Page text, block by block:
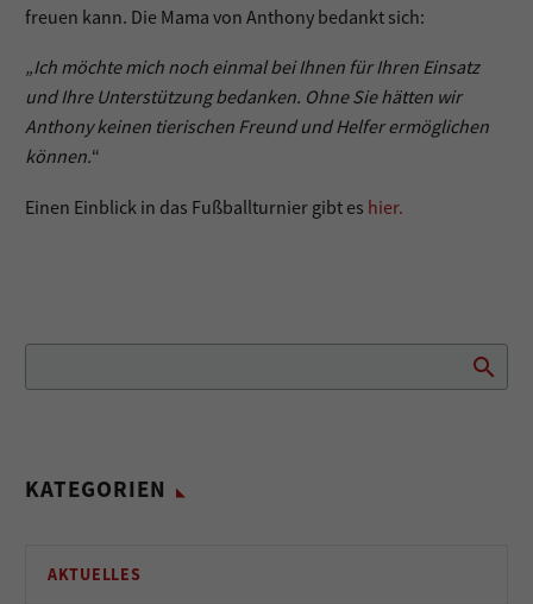
freuen kann. Die Mama von Anthony bedankt sich:
„Ich möchte mich noch einmal bei Ihnen für Ihren Einsatz
und Ihre Unterstützung bedanken. Ohne Sie hätten wir
Anthony keinen tierischen Freund und Helfer ermöglichen
können.“
Einen Einblick in das Fußballturnier gibt es hier.
KATEGORIEN
AKTUELLES